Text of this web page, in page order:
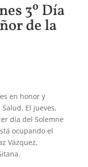
3º Día
de la
en honor y
El jueves,
día del Solemne
ocupando el
Vázquez,